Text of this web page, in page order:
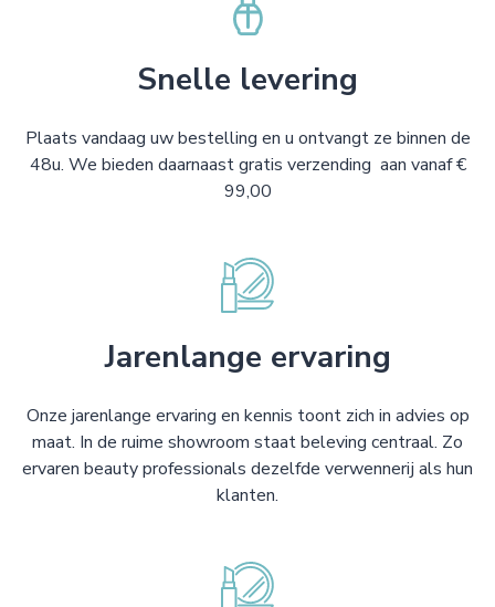
Snelle levering
Plaats vandaag uw bestelling en u ontvangt ze binnen de
48u. We bieden daarnaast gratis verzending aan vanaf €
99,00
Jarenlange ervaring
Onze jarenlange ervaring en kennis toont zich in advies op
maat. In de ruime showroom staat beleving centraal. Zo
ervaren beauty professionals dezelfde verwennerij als hun
klanten.